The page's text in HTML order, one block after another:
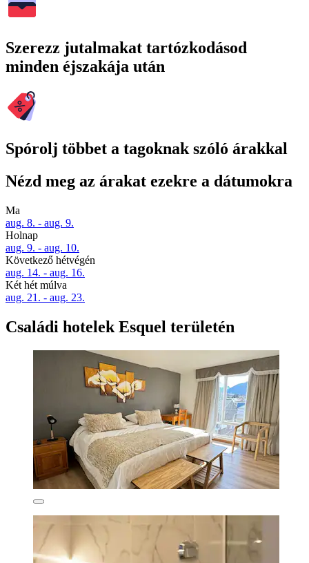
Szerezz jutalmakat tartózkodásod
minden éjszakája után
Spórolj többet a tagoknak szóló árakkal
Nézd meg az árakat ezekre a dátumokra
Ma
aug. 8. - aug. 9.
Holnap
aug. 9. - aug. 10.
Következő hétvégén
aug. 14. - aug. 16.
Két hét múlva
aug. 21. - aug. 23.
Családi hotelek Esquel területén